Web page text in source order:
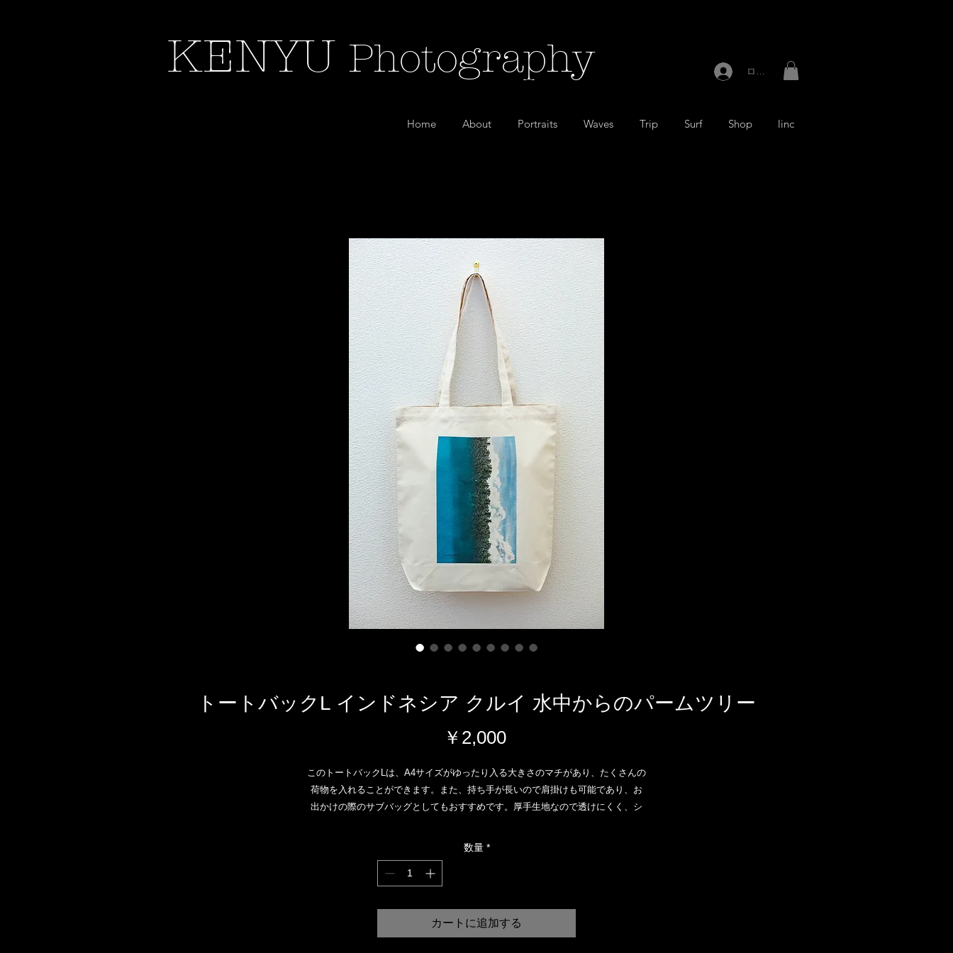
KENYU Photography ログイン
Home About Portraits Waves Trip Surf Shop linc
トートバックL インドネシア クルイ 水中からのパームツリー
￥2,000価
このトートバックLは、A4サイズがゆったり入る大きさのマチがあり、たくさんの
荷物を入れることができます。また、持ち手が長いので肩掛けも可能であり、お
出かけの際のサブバッグとしてもおすすめです。厚手生地なので透けにくく、シ
ンドネシアのクルイ地方の水中からのパームツリーがプリントされており、エキ
ゾチックな雰囲気を楽しめます。このトートバッグは機能性とスタイリッシュさ
を兼ね備えたアイテムです。
数量 *
カートに追加する